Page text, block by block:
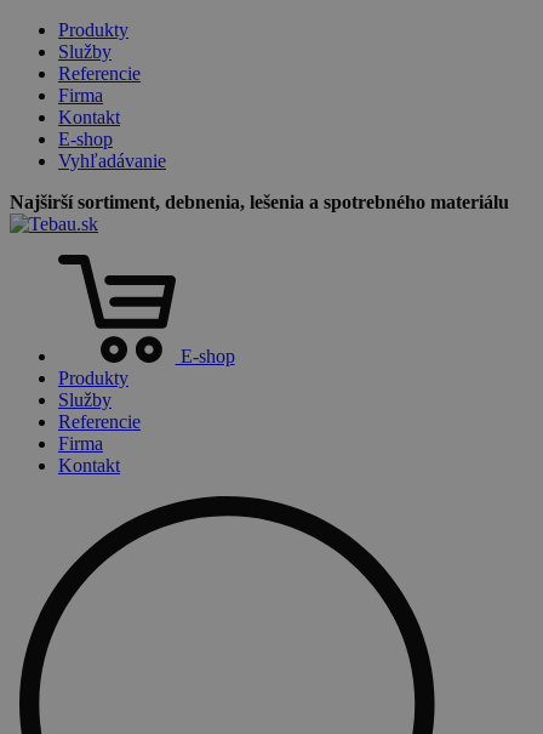
Produkty
Služby
Referencie
Firma
Kontakt
E-shop
Vyhľadávanie
Najširší sortiment, debnenia, lešenia a spotrebného materiálu
E-shop
Produkty
Služby
Referencie
Firma
Kontakt